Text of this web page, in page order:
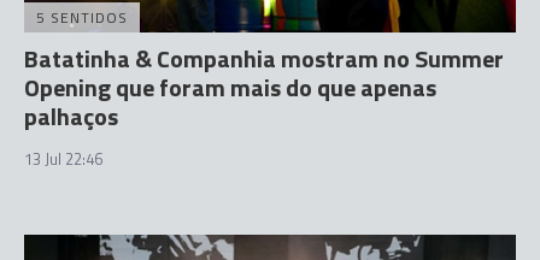
5 SENTIDOS
Batatinha & Companhia mostram no Summer
Opening que foram mais do que apenas
palhaços
13 Jul 22:46